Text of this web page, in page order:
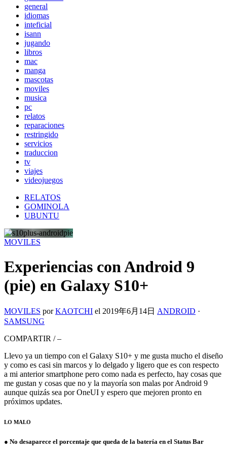
general
idiomas
inteficial
isann
jugando
libros
mac
manga
mascotas
moviles
musica
pc
relatos
reparaciones
restringido
servicios
traduccion
tv
viajes
videojuegos
RELATOS
GOMINOLA
UBUNTU
MOVILES
Experiencias con Android 9
(pie) en Galaxy S10+
MOVILES por KAOTCHI el 2019年6月14日 ANDROID ·
SAMSUNG
COMPARTIR / –
Llevo ya un tiempo con el Galaxy S10+ y me gusta mucho el diseño
y como es casi sin marcos y lo delgado y ligero que es con respecto
a mi anterior smartphone pero como nada es perfecto, hay cosas que
me gustan y cosas que no y la mayoría son malas por Android 9
aunque quizás sea por OneUI y espero que mejoren pronto en
próximos updates.
LO MALO
● No desaparece el porcentaje que queda de la batería en el Status Bar